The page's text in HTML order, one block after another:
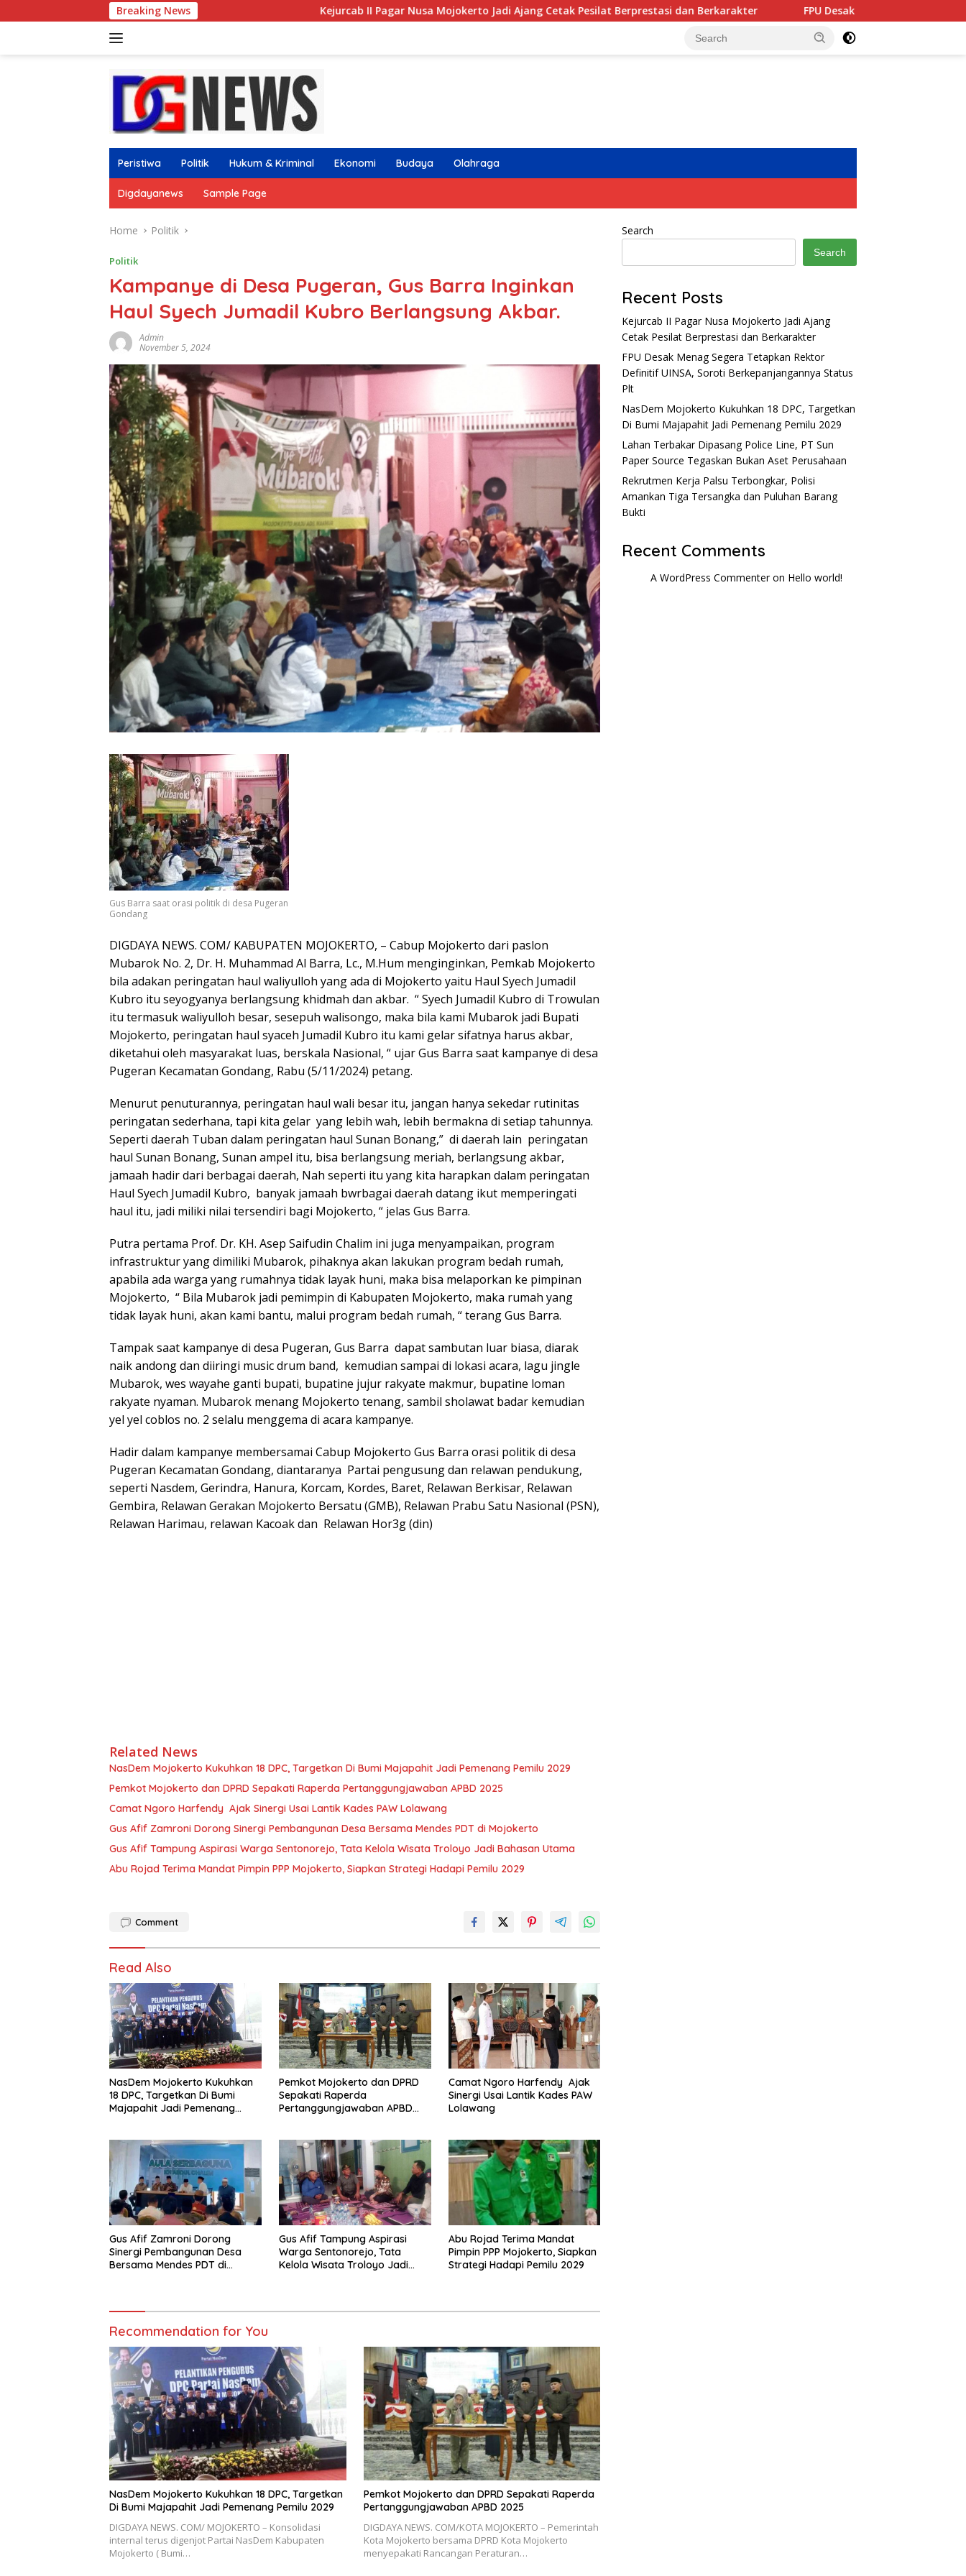
to
Breaking News Kejurcab II Pagar Nusa Mojokerto Jadi Ajang Cetak Pesilat Berprestasi dan Berkarakter FPU Desak Menag Segera Tetapkan Rektor Definitif
Peristiwa Politik Hukum & Kriminal Ekonomi Budaya Olahraga
Digdayanews Sample Page
Home Politik
Politik
Kampanye di Desa Pugeran, Gus Barra Inginkan
Haul Syech Jumadil Kubro Berlangsung Akbar.
Admin
November 5, 2024
Gus Barra saat orasi politik di desa Pugeran
Gondang
DIGDAYA NEWS. COM/ KABUPATEN MOJOKERTO, – Cabup Mojokerto dari paslon
Mubarok No. 2, Dr. H. Muhammad Al Barra, Lc., M.Hum menginginkan, Pemkab Mojokerto
bila adakan peringatan haul waliyulloh yang ada di Mojokerto yaitu Haul Syech Jumadil
Kubro itu seyogyanya berlangsung khidmah dan akbar. “ Syech Jumadil Kubro di Trowulan
itu termasuk waliyulloh besar, sesepuh walisongo, maka bila kami Mubarok jadi Bupati
Mojokerto, peringatan haul syaceh Jumadil Kubro itu kami gelar sifatnya harus akbar,
diketahui oleh masyarakat luas, berskala Nasional, “ ujar Gus Barra saat kampanye di desa
Pugeran Kecamatan Gondang, Rabu (5/11/2024) petang.
Menurut penuturannya, peringatan haul wali besar itu, jangan hanya sekedar rutinitas
peringatan sederhana, tapi kita gelar yang lebih wah, lebih bermakna di setiap tahunnya.
Seperti daerah Tuban dalam peringatan haul Sunan Bonang,” di daerah lain peringatan
haul Sunan Bonang, Sunan ampel itu, bisa berlangsung meriah, berlangsung akbar,
jamaah hadir dari berbagai daerah, Nah seperti itu yang kita harapkan dalam peringatan
Haul Syech Jumadil Kubro, banyak jamaah bwrbagai daerah datang ikut memperingati
haul itu, jadi miliki nilai tersendiri bagi Mojokerto, “ jelas Gus Barra.
Putra pertama Prof. Dr. KH. Asep Saifudin Chalim ini juga menyampaikan, program
infrastruktur yang dimiliki Mubarok, pihaknya akan lakukan program bedah rumah,
apabila ada warga yang rumahnya tidak layak huni, maka bisa melaporkan ke pimpinan
Mojokerto, “ Bila Mubarok jadi pemimpin di Kabupaten Mojokerto, maka rumah yang
tidak layak huni, akan kami bantu, malui program bedah rumah, “ terang Gus Barra.
Tampak saat kampanye di desa Pugeran, Gus Barra dapat sambutan luar biasa, diarak
naik andong dan diiringi music drum band, kemudian sampai di lokasi acara, lagu jingle
Mubarok, wes wayahe ganti bupati, bupatine jujur rakyate makmur, bupatine loman
rakyate nyaman. Mubarok menang Mojokerto tenang, sambil sholawat badar kemudian
yel yel coblos no. 2 selalu menggema di acara kampanye.
Hadir dalam kampanye membersamai Cabup Mojokerto Gus Barra orasi politik di desa
Pugeran Kecamatan Gondang, diantaranya Partai pengusung dan relawan pendukung,
seperti Nasdem, Gerindra, Hanura, Korcam, Kordes, Baret, Relawan Berkisar, Relawan
Gembira, Relawan Gerakan Mojokerto Bersatu (GMB), Relawan Prabu Satu Nasional (PSN),
Relawan Harimau, relawan Kacoak dan Relawan Hor3g (din)
Related News
NasDem Mojokerto Kukuhkan 18 DPC, Targetkan Di Bumi Majapahit Jadi Pemenang Pemilu 2029
Pemkot Mojokerto dan DPRD Sepakati Raperda Pertanggungjawaban APBD 2025
Camat Ngoro Harfendy Ajak Sinergi Usai Lantik Kades PAW Lolawang
Gus Afif Zamroni Dorong Sinergi Pembangunan Desa Bersama Mendes PDT di Mojokerto
Gus Afif Tampung Aspirasi Warga Sentonorejo, Tata Kelola Wisata Troloyo Jadi Bahasan Utama
Abu Rojad Terima Mandat Pimpin PPP Mojokerto, Siapkan Strategi Hadapi Pemilu 2029
Comment
Read Also
NasDem Mojokerto Kukuhkan
18 DPC, Targetkan Di Bumi
Majapahit Jadi Pemenang
Pemkot Mojokerto dan DPRD
Sepakati Raperda
Pertanggungjawaban APBD
Camat Ngoro Harfendy Ajak
Sinergi Usai Lantik Kades PAW
Lolawang
Gus Afif Zamroni Dorong
Sinergi Pembangunan Desa
Bersama Mendes PDT di
Gus Afif Tampung Aspirasi
Warga Sentonorejo, Tata
Kelola Wisata Troloyo Jadi
Abu Rojad Terima Mandat
Pimpin PPP Mojokerto, Siapkan
Strategi Hadapi Pemilu 2029
Recommendation for You
NasDem Mojokerto Kukuhkan 18 DPC, Targetkan
Di Bumi Majapahit Jadi Pemenang Pemilu 2029
DIGDAYA NEWS. COM/ MOJOKERTO – Konsolidasi
internal terus digenjot Partai NasDem Kabupaten
Mojokerto ( Bumi…
Pemkot Mojokerto dan DPRD Sepakati Raperda
Pertanggungjawaban APBD 2025
DIGDAYA NEWS. COM/KOTA MOJOKERTO – Pemerintah
Kota Mojokerto bersama DPRD Kota Mojokerto
menyepakati Rancangan Peraturan…
Search
Search
Recent Posts
Kejurcab II Pagar Nusa Mojokerto Jadi Ajang
Cetak Pesilat Berprestasi dan Berkarakter
FPU Desak Menag Segera Tetapkan Rektor
Definitif UINSA, Soroti Berkepanjangannya Status
Plt
NasDem Mojokerto Kukuhkan 18 DPC, Targetkan
Di Bumi Majapahit Jadi Pemenang Pemilu 2029
Lahan Terbakar Dipasang Police Line, PT Sun
Paper Source Tegaskan Bukan Aset Perusahaan
Rekrutmen Kerja Palsu Terbongkar, Polisi
Amankan Tiga Tersangka dan Puluhan Barang
Bukti
Recent Comments
A WordPress Commenteron Hello world!